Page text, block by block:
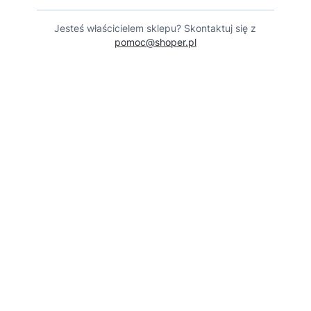
Jesteś właścicielem sklepu? Skontaktuj się z
pomoc@shoper.pl